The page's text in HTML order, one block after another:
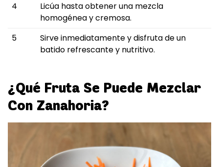
4
Licúa hasta obtener una mezcla
homogénea y cremosa.
5
Sirve inmediatamente y disfruta de un
batido refrescante y nutritivo.
¿Qué Fruta Se Puede Mezclar
Con Zanahoria?